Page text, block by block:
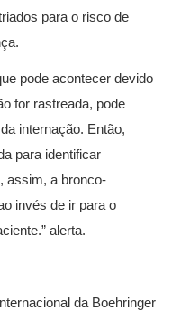
para o risco de
pode acontecer devido
for rastreada, pode
internação. Então,
para identificar
assim, a bronco-
invés de ir para o
alerta.
da Boehringer